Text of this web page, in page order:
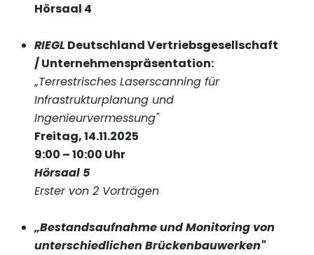
Hörsaal 4
RIEGL Deutschland Vertriebsgesellschaft
/ Unternehmenspräsentation:
„Terrestrisches Laserscanning für
Infrastrukturplanung und
Ingenieurvermessung"
Freitag, 14.11.2025
9:00 – 10:00 Uhr
Hörsaal 5
Erster von 2 Vorträgen
„Bestandsaufnahme und Monitoring von
unterschiedlichen Brückenbauwerken"